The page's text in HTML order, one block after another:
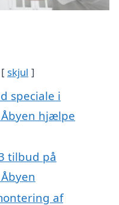
skjul
speciale i
hjælpe
tilbud på
af